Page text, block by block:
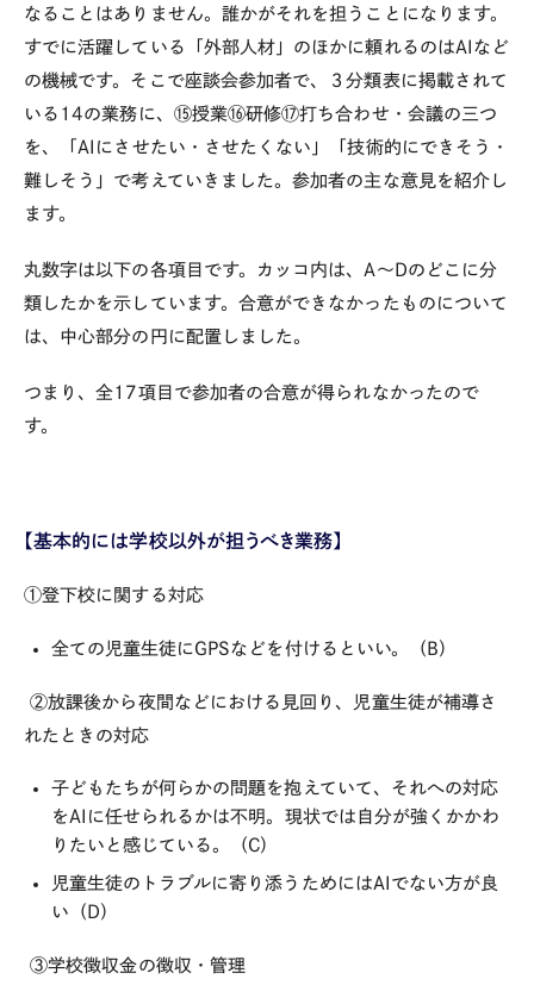
なることはありません。誰かがそれを担うことになります。
すでに活躍している「外部人材」のほかに頼れるのはAIなど
の機械です。そこで座談会参加者で、３分類表に掲載されて
いる14の業務に、⑮授業⑯研修⑰打ち合わせ・会議の三つ
を、「AIにさせたい・させたくない」「技術的にできそう・
難しそう」で考えていきました。参加者の主な意見を紹介し
ます。
丸数字は以下の各項目です。カッコ内は、A〜Dのどこに分
類したかを示しています。合意ができなかったものについて
は、中心部分の円に配置しました。
つまり、全17項目で参加者の合意が得られなかったので
す。
【基本的には学校以外が担うべき業務】
①登下校に関する対応
全ての児童生徒にGPSなどを付けるといい。（B）
②放課後から夜間などにおける見回り、児童生徒が補導さ
れたときの対応
子どもたちが何らかの問題を抱えていて、それへの対応
をAIに任せられるかは不明。現状では自分が強くかかわ
りたいと感じている。（C）
児童生徒のトラブルに寄り添うためにはAIでない方が良
い（D）
③学校徴収金の徴収・管理